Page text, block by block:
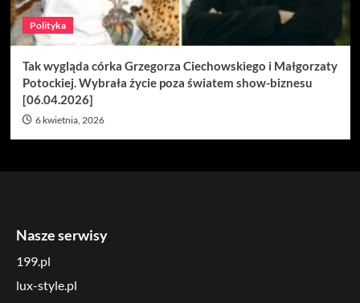
Polityka
Tak wygląda córka Grzegorza Ciechowskiego i Małgorzaty
Potockiej. Wybrała życie poza światem show-biznesu
[06.04.2026]
6 kwietnia, 2026
Nasze serwisy
199.pl
lux-style.pl